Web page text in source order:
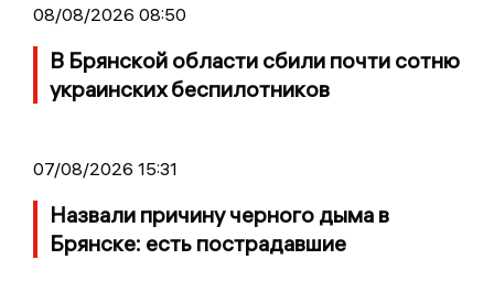
08/08/2026 08:50
В Брянской области сбили почти сотню
украинских беспилотников
07/08/2026 15:31
Назвали причину черного дыма в
Брянске: есть пострадавшие